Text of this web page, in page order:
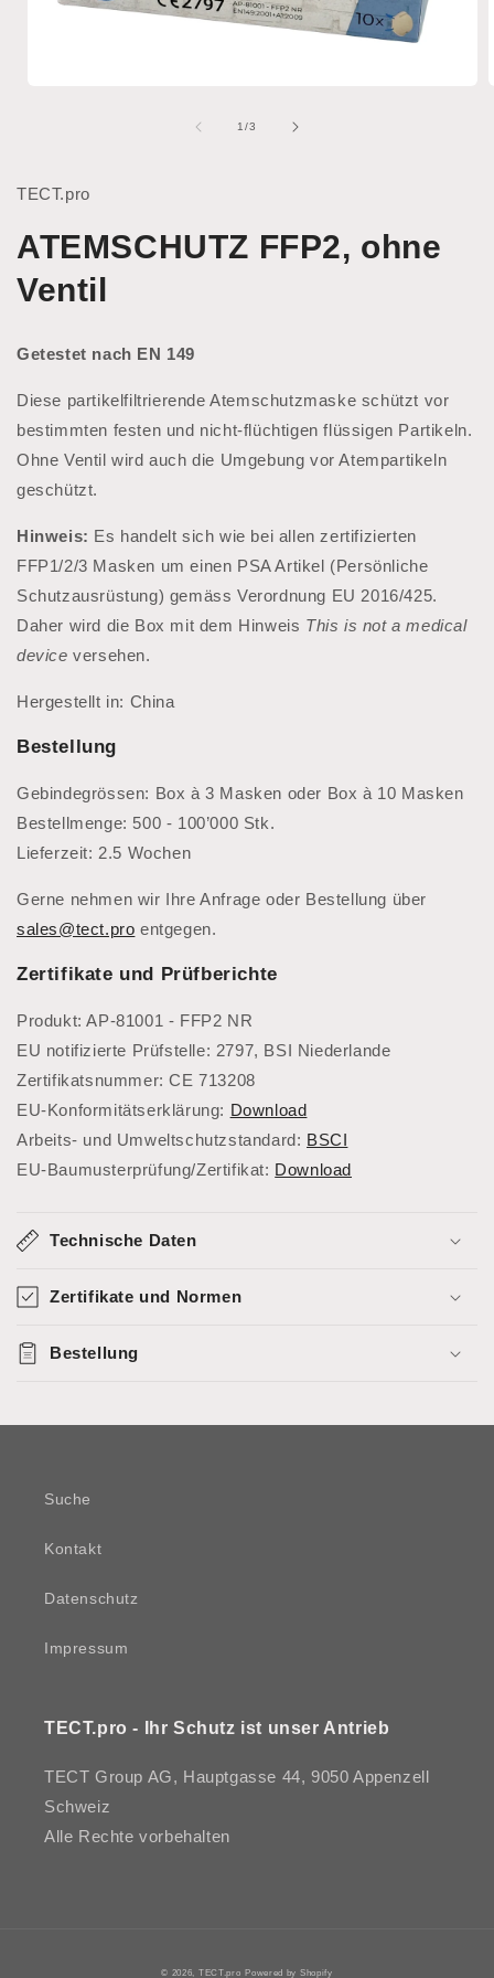
1/von
3
TECT.pro
ATEMSCHUTZ FFP2, ohne
Ventil
Getestet nach EN 149
Diese partikelfiltrierende Atemschutzmaske schützt vor
bestimmten festen und nicht-flüchtigen flüssigen Partikeln.
Ohne Ventil wird auch die Umgebung vor Atempartikeln
geschützt.
Hinweis: Es handelt sich wie bei allen zertifizierten
FFP1/2/3 Masken um einen PSA Artikel (Persönliche
Schutzausrüstung) gemäss Verordnung EU 2016/425.
Daher wird die Box mit dem Hinweis This is not a medical
device versehen.
Hergestellt in: China
Bestellung
Gebindegrössen: Box à 3 Masken oder Box à 10 Masken
Bestellmenge: 500 - 100’000 Stk.
Lieferzeit: 2.5 Wochen
Gerne nehmen wir Ihre Anfrage oder Bestellung über
sales@tect.pro entgegen.
Zertifikate und Prüfberichte
Produkt: AP-81001 - FFP2 NR
EU notifizierte Prüfstelle: 2797, BSI Niederlande
Zertifikatsnummer: CE 713208
EU-Konformitätserklärung: Download
Arbeits- und Umweltschutzstandard: BSCI
EU-Baumusterprüfung/Zertifikat: Download
Technische Daten
Zertifikate und Normen
Bestellung
Suche
Kontakt
Datenschutz
Impressum
TECT.pro - Ihr Schutz ist unser Antrieb
TECT Group AG, Hauptgasse 44, 9050 Appenzell
Schweiz
Alle Rechte vorbehalten
© 2026, TECT.pro Powered by Shopify